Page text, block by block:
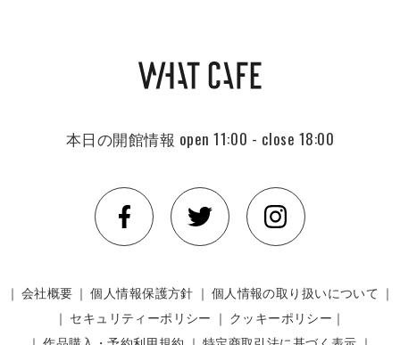
本日の開館情報 open 11:00 - close 18:00
｜ 会社概要 ｜個人情報保護方針 ｜ 個人情報の取り扱いについて ｜
｜ セキュリティーポリシー ｜ クッキーポリシー｜